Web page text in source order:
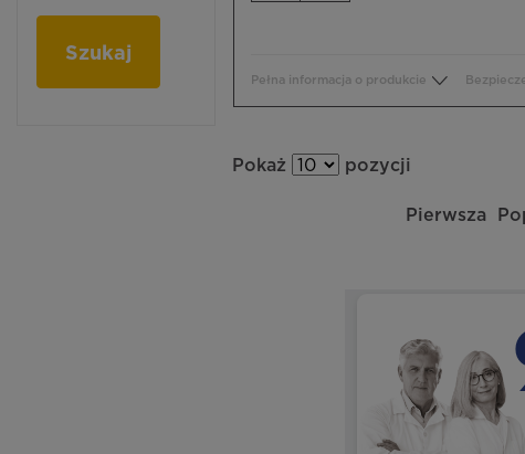
Szukaj
Pełna informacja o produkcie
Pokaż pozycji
Pierwsza